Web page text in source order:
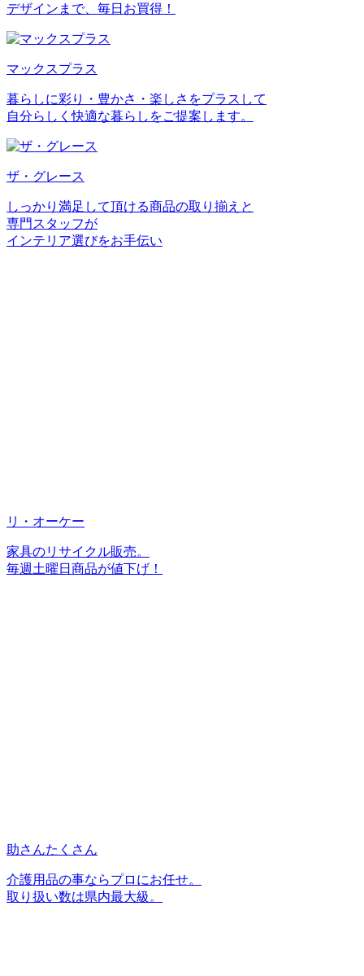
デザインまで、毎日お買得！
マックスプラス
暮らしに彩り・豊かさ・楽しさをプラスして
自分らしく快適な暮らしをご提案します。
ザ・グレース
しっかり満足して頂ける商品の取り揃えと
専門スタッフが
インテリア選びをお手伝い
リ・オーケー
家具のリサイクル販売。
毎週土曜日商品が値下げ！
助さんたくさん
介護用品の事ならプロにお任せ。
取り扱い数は県内最大級。